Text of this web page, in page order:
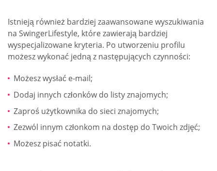
Istnieją również bardziej zaawansowane wyszukiwania
na SwingerLifestyle, które zawierają bardziej
wyspecjalizowane kryteria. Po utworzeniu profilu
możesz wykonać jedną z następujących czynności:
Możesz wysłać e-mail;
Dodaj innych członków do listy znajomych;
Zaproś użytkownika do sieci znajomych;
Zezwól innym członkom na dostęp do Twoich zdjęć;
Możesz pisać notatki.